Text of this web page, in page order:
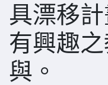
具漂移
有興趣
與。